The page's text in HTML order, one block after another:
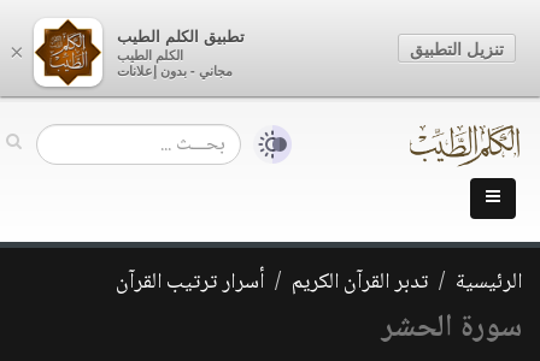
الرئيسية تدبر القرآن الكريم أسرار ترتيب القرآن
سورة الحشر
×
تطبيق الكلم الطيب
الكلم الطيب
مجاني - بدون إعلانات
تنزيل التطبيق